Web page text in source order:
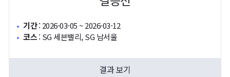
기간: 2026-03-05 ~ 2026-03-12
코스: SG 세븐밸리, SG 남서울
결과 보기